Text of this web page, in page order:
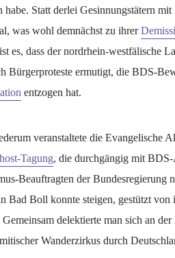
habe. Statt derlei Gesinnungstätern
was wohl demnächst zu ihrer
es, dass der nordrhein-westfälische
Bürgerproteste ermutigt, die BDS-
entzogen hat.
veranstaltete die Evangelische
Tagung, die durchgängig mit BDS-
Beauftragten der Bundesregierung
Bad Boll konnte steigen, gestützt von
delektierte man sich an
Wanderzirkus durch